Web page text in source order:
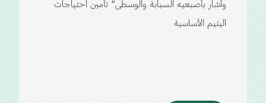
وأشار بأصبعيه السبابة والوسطى” تأمين احتياجات
اليتيم الأساسية